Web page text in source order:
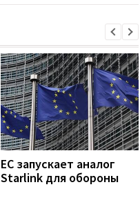
ЕС запускает аналог
Starlink для обороны